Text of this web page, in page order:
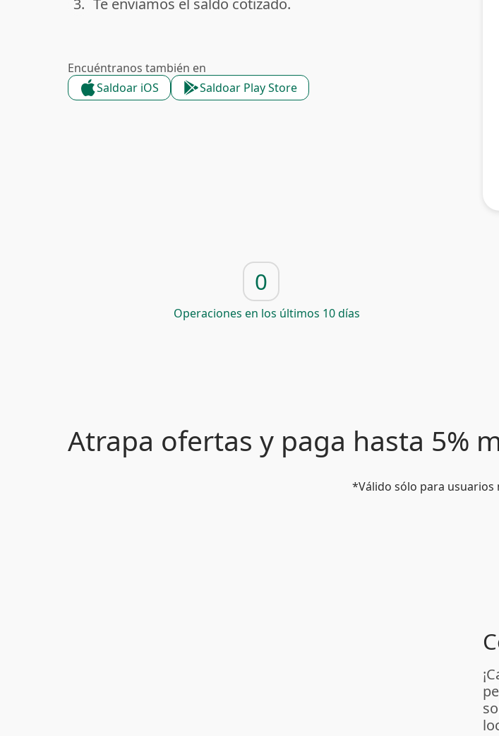
done
3. Te enviamos el saldo cotizado.
Encuéntranos también en
Saldoar iOS
Saldoar Play Store
0
Operaciones en los últimos 10 días
Atrapa ofertas y paga hasta 5%
*Válido sólo para usuarios